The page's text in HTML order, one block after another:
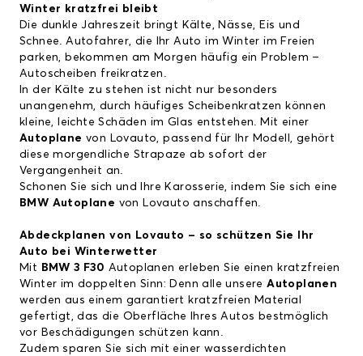
Winter kratzfrei bleibt
Die dunkle Jahreszeit bringt Kälte, Nässe, Eis und
Schnee. Autofahrer, die Ihr Auto im Winter im Freien
parken, bekommen am Morgen häufig ein Problem –
Autoscheiben freikratzen.
In der Kälte zu stehen ist nicht nur besonders
unangenehm, durch häufiges Scheibenkratzen können
kleine, leichte Schäden im Glas entstehen. Mit einer
Autoplane von Lovauto, passend für Ihr Modell, gehört
diese morgendliche Strapaze ab sofort der
Vergangenheit an.
Schonen Sie sich und Ihre Karosserie, indem Sie sich eine
BMW Autoplane von Lovauto anschaffen.
Abdeckplanen von Lovauto – so schützen Sie Ihr
Auto bei Winterwetter
Mit BMW 3 F30 Autoplanen erleben Sie einen kratzfreien
Winter im doppelten Sinn: Denn alle unsereAutoplanen
werden aus einem garantiert kratzfreien Material
gefertigt, das die Oberfläche Ihres Autos bestmöglich
vor Beschädigungen schützen kann.
Zudem sparen Sie sich mit einer wasserdichten